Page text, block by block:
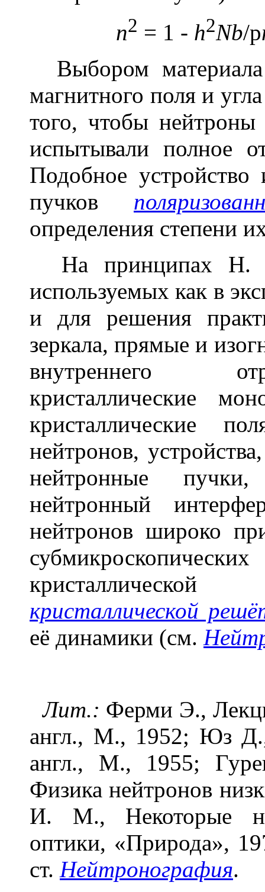
n2 = 1 - h2Nb/p
Выбором материала
магнитного поля и
того, чтобы
испытывали полное
Подобное устройство
пучков
определения степени
На принципах Н.
используемых как в
и для решения
зеркала, прямые и
внутреннего
кристаллические
кристаллические
нейтронов,
нейтронные
нейтронный
нейтронов широко
кристаллической
её динамики (см.
Лит.: Ферми Э.,
англ., М., 1952; Юз Д.,
англ., М., 1955;
Физика нейтронов
И. М., Некоторые
оптики, «Природа»,
ст. Нейтронография.